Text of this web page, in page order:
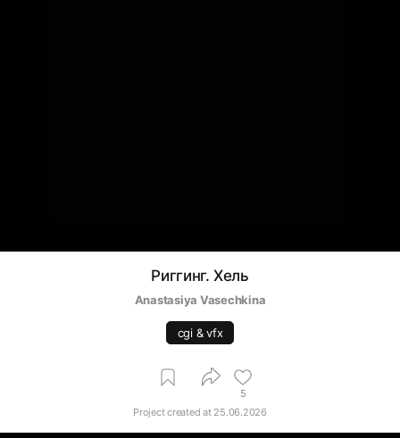
Риггинг. Хель
Anastasiya Vasechkina
cgi & vfx
5
Project created at 25.06.2026